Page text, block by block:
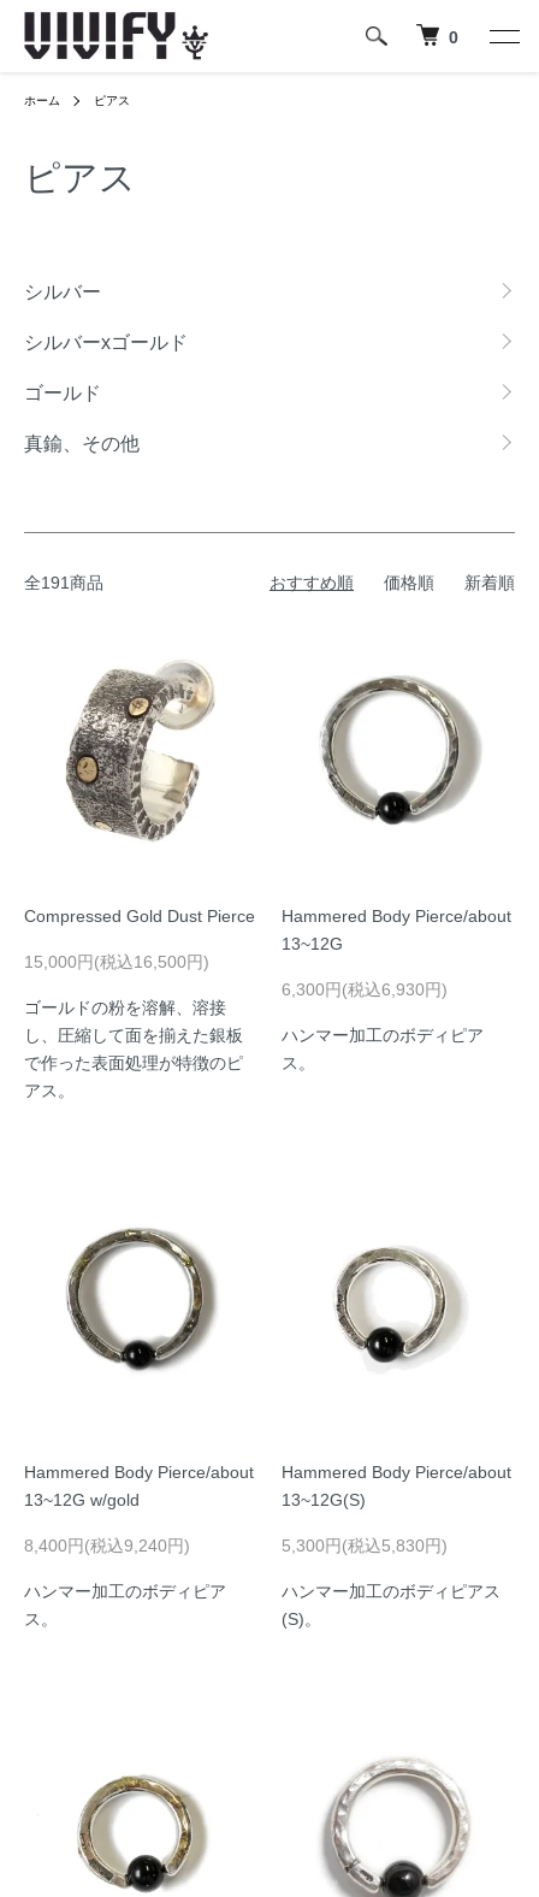
0
ホーム ピアス
ピアス
シルバー
シルバーxゴールド
ゴールド
真鍮、その他
全191商品 おすすめ順 価格順 新着順
Compressed Gold Dust Pierce
15,000円(税込16,500円)
ゴールドの粉を溶解、溶接
し、圧縮して面を揃えた銀板
で作った表面処理が特徴のピ
アス。
Hammered Body Pierce/about
13~12G
6,300円(税込6,930円)
ハンマー加工のボディピア
ス。
Hammered Body Pierce/about
13~12G w/gold
8,400円(税込9,240円)
ハンマー加工のボディピア
ス。
Hammered Body Pierce/about
13~12G(S)
5,300円(税込5,830円)
ハンマー加工のボディピアス
(S)。